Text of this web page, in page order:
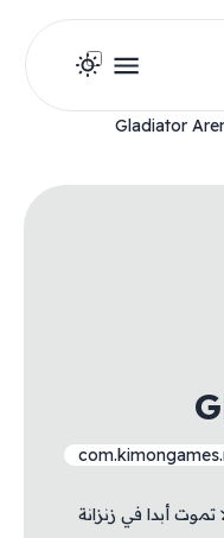
Gladiator
أبدا في زنزانة